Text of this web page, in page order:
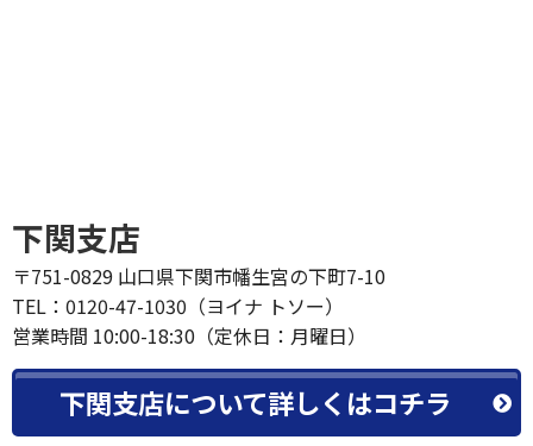
下関支店
〒751-0829 山口県下関市幡生宮の下町7-10
TEL：0120-47-1030（ヨイナ トソー）
営業時間 10:00-18:30（定休日：月曜日）
下関支店について詳しくはコチラ